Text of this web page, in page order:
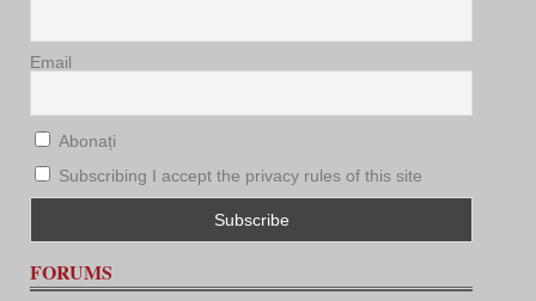
Email
Abonați
Subscribing I accept the privacy rules of this site
FORUMS